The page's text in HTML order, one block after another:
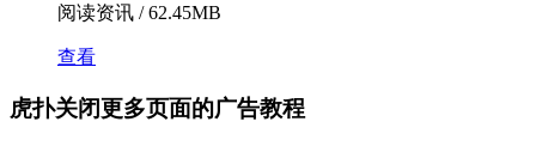
阅读资讯 / 62.45MB
查看
虎扑关闭更多页面的广告教程